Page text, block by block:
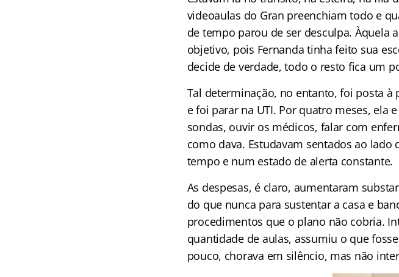
videoaulas do Gran preenchiam todo e
de tempo parou de ser desculpa. Àquela
objetivo, pois Fernanda tinha feito sua
decide de verdade, todo o resto fica um
Tal determinação, no entanto, foi posta à
e foi parar na UTI. Por quatro meses, ela
sondas, ouvir os médicos, falar com
como dava. Estudavam sentados ao
tempo e num estado de alerta constante.
As despesas, é claro, aumentaram
do que nunca para sustentar a casa e
procedimentos que o plano não cobria.
quantidade de aulas, assumiu o que
pouco, chorava em silêncio, mas não